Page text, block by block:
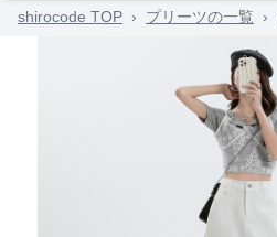
shirocode TOP › プリーツの一覧 ›